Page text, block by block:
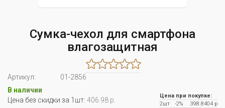
Сумка-чехол для смартфона
влагозащитная
Артикул:
01-2856
В наличии
Цена без скидки за 1шт: 406.98 р.
Цена при покупке:
2шт
-2%
398.8404 р